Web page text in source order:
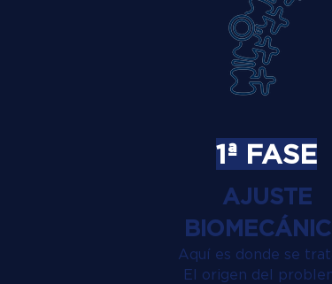
1ª FASE
AJUSTE
Aquí es donde se
El origen del